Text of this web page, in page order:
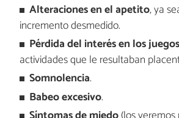
Alteraciones en el apetito, ya
incremento desmedido.
Pérdida del interés en los
actividades que le resultaban
Somnolencia.
Babeo excesivo.